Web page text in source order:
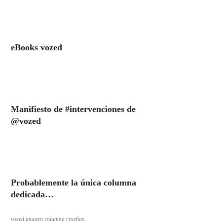
eBooks vozed
Manifiesto de #intervenciones de
@vozed
Probablemente la única columna
dedicada…
vozed imagen columna reseñas